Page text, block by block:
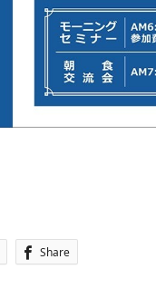
Share